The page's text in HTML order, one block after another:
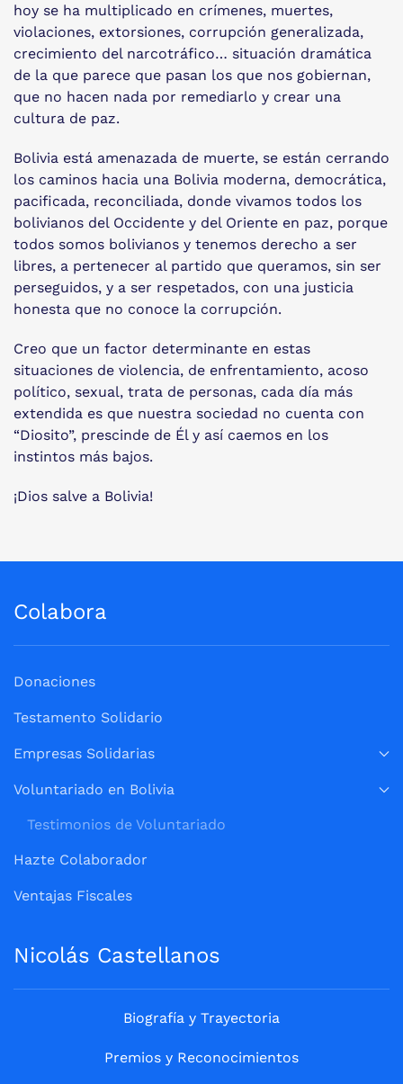
hoy se ha multiplicado en crímenes, muertes,
violaciones, extorsiones, corrupción generalizada,
crecimiento del narcotráfico… situación dramática
de la que parece que pasan los que nos gobiernan,
que no hacen nada por remediarlo y crear una
cultura de paz.
Bolivia está amenazada de muerte, se están cerrando
los caminos hacia una Bolivia moderna, democrática,
pacificada, reconciliada, donde vivamos todos los
bolivianos del Occidente y del Oriente en paz, porque
todos somos bolivianos y tenemos derecho a ser
libres, a pertenecer al partido que queramos, sin ser
perseguidos, y a ser respetados, con una justicia
honesta que no conoce la corrupción.
Creo que un factor determinante en estas
situaciones de violencia, de enfrentamiento, acoso
político, sexual, trata de personas, cada día más
extendida es que nuestra sociedad no cuenta con
“Diosito”, prescinde de Él y así caemos en los
instintos más bajos.
¡Dios salve a Bolivia!
Colabora
Donaciones
Testamento Solidario
Empresas Solidarias
Voluntariado en Bolivia
Testimonios de Voluntariado
Hazte Colaborador
Ventajas Fiscales
Nicolás Castellanos
Biografía y Trayectoria
Premios y Reconocimientos